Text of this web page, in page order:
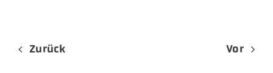
Zurück Vor